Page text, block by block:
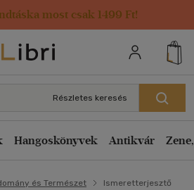
most csak 1499 Ft!
adatai
Részletes keresés
Hangoskönyvek Antikvár
és Természet Ismeretterjesztő